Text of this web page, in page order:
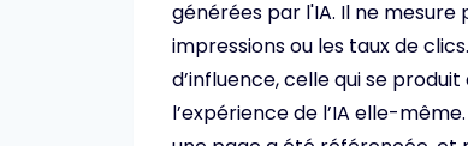
générées par l'IA. Il ne
impressions ou les taux de
d’influence, celle qui se
l’expérience de l’IA elle-